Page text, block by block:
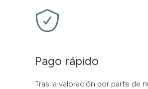
Pago rápido
Tras la valoración por parte de